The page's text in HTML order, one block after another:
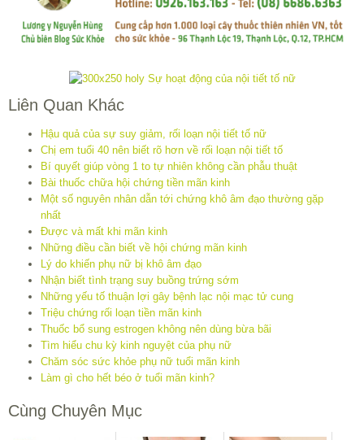
Liên Quan Khác
Hậu quả của sự suy giảm, rối loạn nội tiết tố nữ
Chị em tuổi 40 nên biết rõ hơn về rối loạn nội tiết tố
Bí quyết giúp vòng 1 to tự nhiên không cần phẫu thuật
Bài thuốc chữa hội chứng tiền mãn kinh
Một số nguyên nhân dẫn tới chứng khô âm đạo thường gặp
nhất
Được và mất khi mãn kinh
Những điều cần biết về hội chứng mãn kinh
Lý do khiến phụ nữ bị khô âm đạo
Nhận biết tình trạng suy buồng trứng sớm
Những yếu tố thuận lợi gây bệnh lạc nội mạc tử cung
Triệu chứng rối loạn tiền mãn kinh
Thuốc bổ sung estrogen không nên dùng bừa bãi
Tìm hiểu chu kỳ kinh nguyệt của phụ nữ
Chăm sóc sức khỏe phụ nữ tuổi mãn kinh
Làm gì cho hết béo ở tuổi mãn kinh?
Cùng Chuyên Mục